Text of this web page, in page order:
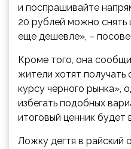
и поспрашивайте
20 рублей можно снять
еще дешевле», –
Кроме того, она
жители хотят получать
курсу черного рынка»,
избегать подобных
итоговый ценник будет
Ложку дегтя в райский